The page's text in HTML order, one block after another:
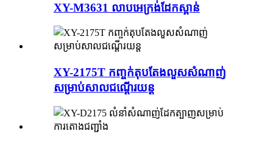
XY-M3631 លាបអេក្រង់ដែកស្ពាន់
XY-2175T កញ្ចក់តុបតែងលួសសំណាញ់
សម្រាប់សាលជណ្តើរយន្ត